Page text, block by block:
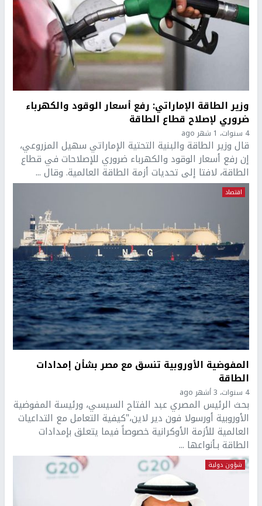
وزير الطاقة الإماراتي: رفع أسعار الوقود والكهرباء
ضروري لإصلاح قطاع الطاقة
4 سنوات، 1 شهر ago
قال وزير الطاقة والبنية التحتية الإماراتي سهيل المزروعي،
إن رفع أسعار الوقود والكهرباء ضروري للإصلاحات في قطاع
الطاقة، لافتا إلى تحديات أزمة الطاقة العالمية. وقال ...
اقتصاد
المفوضية الأوروبية تنسق مع مصر بشأن إمدادات
الطاقة
4 سنوات، 3 أشهر ago
بحث الرئيس المصري عبد الفتاح السيسي، ورئيسة المفوضية
الأوروبية أورسولا فون دير لاين،"كيفية التعامل مع التداعيات
العالمية للأزمة الأوكرانية خصوصاً فيما يتعلق بإمدادات
الطاقة بـأنواعها ...
شؤون دولية